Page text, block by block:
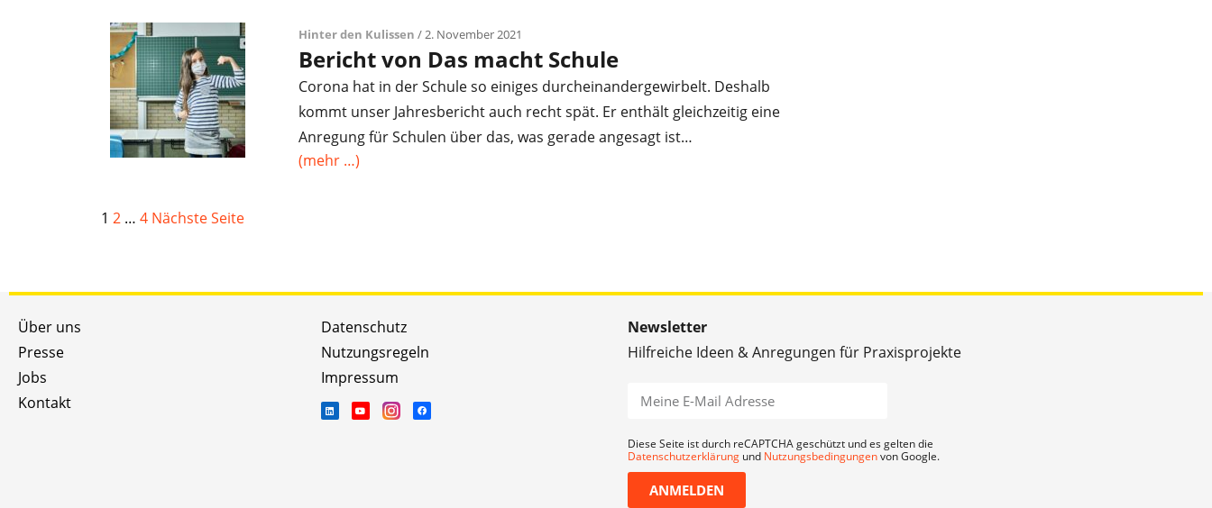
Hinter den Kulissen / 2. November 2021
Bericht von Das macht Schule
Corona hat in der Schule so einiges durcheinandergewirbelt. Deshalb
kommt unser Jahresbericht auch recht spät. Er enthält gleichzeitig eine
Anregung für Schulen über das, was gerade angesagt ist…
(mehr …)
1 2 … 4 Nächste Seite
Über uns
Presse
Jobs
Kontakt
Datenschutz
Nutzungsregeln
Impressum
Newsletter
Hilfreiche Ideen & Anregungen für Praxisprojekte
Diese Seite ist durch reCAPTCHA geschützt und es gelten die
Datenschutzerklärung und Nutzungsbedingungenvon Google.
ANMELDEN